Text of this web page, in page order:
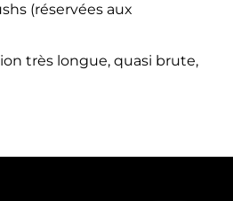
(réservées aux
très longue, quasi brute,